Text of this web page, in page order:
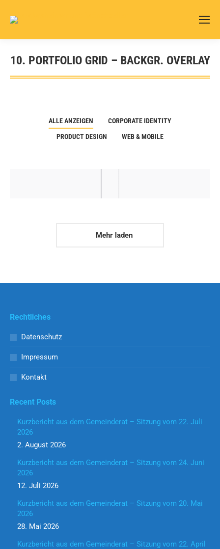
10. PORTFOLIO GRID – BACKGR. OVERLAY
Sie befinden sich hier:
ALLE ANZEIGEN
CORPORATE IDENTITY
PRODUCT DESIGN
WEB & MOBILE
Mehr laden
Rechtliches
Datenschutz
Impressum
Kontakt
Recent Posts
Kurzbericht aus dem Gemeinderat – Sitzung vom 22. Juli
2026
2. August 2026
Kurzbericht aus dem Gemeinderat – Sitzung vom 24. Juni
2026
12. Juli 2026
Kurzbericht aus dem Gemeinderat – Sitzung vom 20. Mai
2026
28. Mai 2026
Kurzbericht aus dem Gemeinderat – Sitzung vom 22. April